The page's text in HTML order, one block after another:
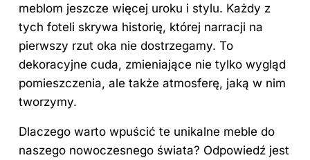
meblom jeszcze więcej uroku i stylu. Każdy z
tych foteli skrywa historię, której narracji na
pierwszy rzut oka nie dostrzegamy. To
dekoracyjne cuda, zmieniające nie tylko wygląd
pomieszczenia, ale także atmosferę, jaką w nim
tworzymy.
Dlaczego warto wpuścić te unikalne meble do
naszego nowoczesnego świata? Odpowiedź jest